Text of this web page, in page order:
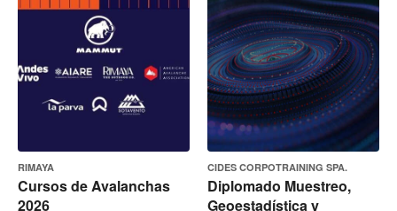
RIMAYA
Cursos de Avalanchas
2026
CIDES CORPOTRAINING SPA.
Diplomado Muestreo,
Geoestadística y